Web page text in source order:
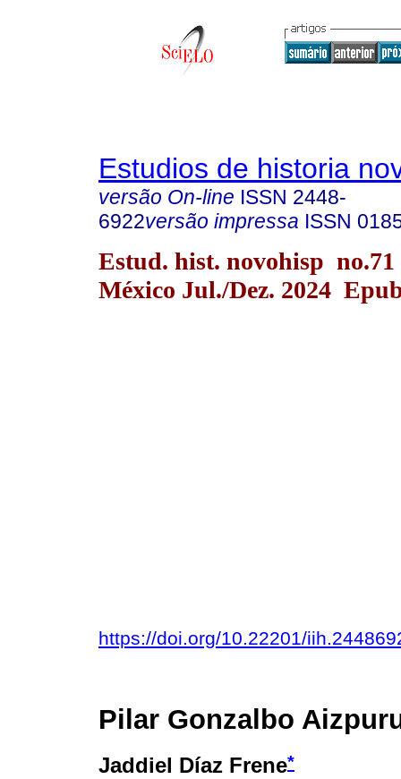
Estudios de historia
versão On-line ISSN 2448-
6922versão impressa ISSN
Estud. hist. novohisp
México Jul./Dez. 2024
https://doi.org/10.22201/
Pilar Gonzalbo
Jaddiel Díaz Frene*